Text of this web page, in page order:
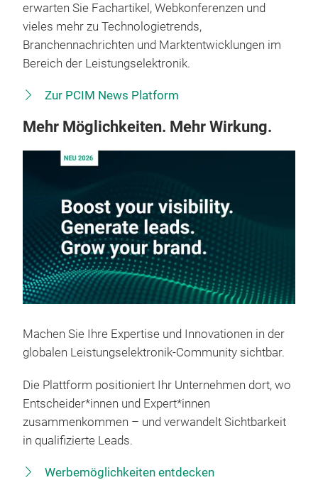
erwarten Sie Fachartikel, Webkonferenzen und
vieles mehr zu Technologietrends,
Branchennachrichten und Marktentwicklungen im
Bereich der Leistungselektronik.
Zur PCIM News Platform
Mehr Möglichkeiten. Mehr Wirkung.
Machen Sie Ihre Expertise und Innovationen in der
globalen Leistungselektronik-Community sichtbar.
Die Plattform positioniert Ihr Unternehmen dort, wo
Entscheider*innen und Expert*innen
zusammenkommen – und verwandelt Sichtbarkeit
in qualifizierte Leads.
Werbemöglichkeiten entdecken